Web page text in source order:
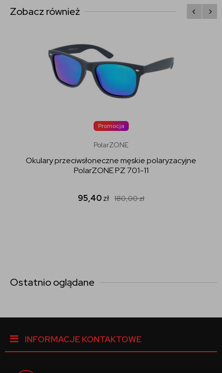
Zobacz również
Promocja
PolarZONE
Okulary przeciwsłoneczne męskie polaryzacyjne
PolarZONE PZ 701-11
95,40zł 180,00zł
Ostatnio oglądane
INFORMACJE KONTAKTOWE